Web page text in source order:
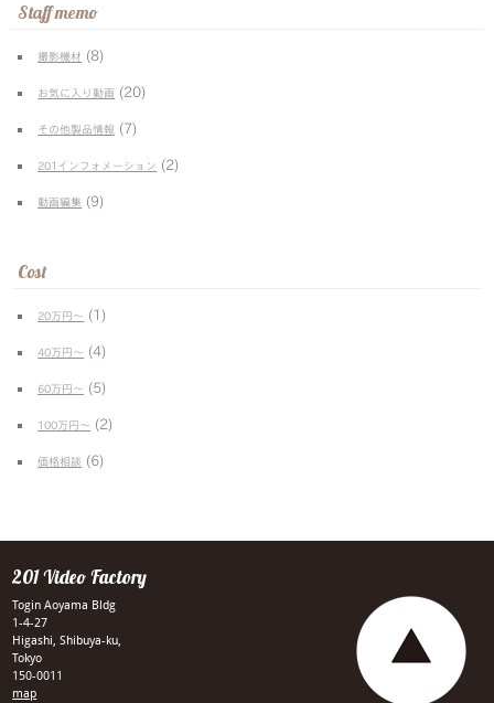
Staff memo
撮影機材 (8)
お気に入り動画 (20)
その他製品情報 (7)
201インフォメーション (2)
動画編集 (9)
Cost
20万円〜 (1)
40万円〜 (4)
60万円〜 (5)
100万円〜 (2)
価格相談 (6)
201 Video Factory
Togin Aoyama Bldg
1-4-27
Higashi, Shibuya-ku,
Tokyo
150-0011
map